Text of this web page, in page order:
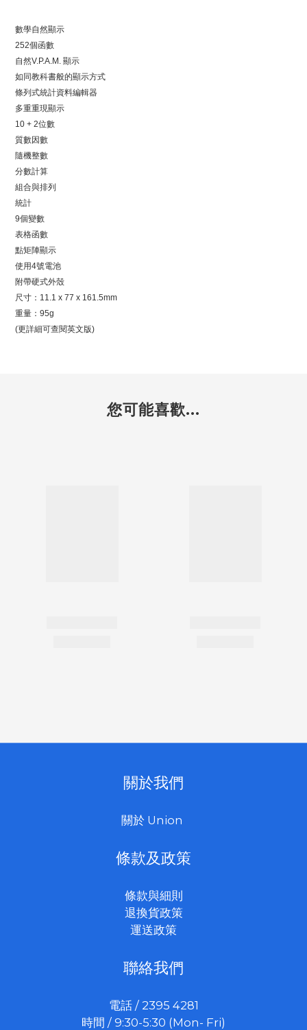
數學自然顯示
252個函數
自然V.P.A.M. 顯示
如同教科書般的顯示方式
條列式統計資料編輯器
多重重現顯示
10 + 2位數
質數因數
隨機整數
分數計算
組合與排列
統計
9個變數
表格函數
點矩陣顯示
使用4號電池
附帶硬式外殼
尺寸：11.1 x 77 x 161.5mm
重量：95g
(更詳細可查閱英文版)
您可能喜歡...
關於我們
關於 Union
條款及政策
條款與細則
退換貨政策
運送政策
聯絡我們
電話 / 2395 4281
時間 / 9:30-5:30 (Mon- Fri)